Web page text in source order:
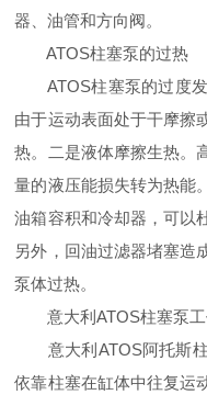
器、油管和方向阀。
ATOS柱塞泵的过热
ATOS柱塞泵的过度发
由于运动表面处于干摩擦
热。二是液体摩擦生热。
量的液压能损失转为热能
油箱容积和冷却器，可以
另外，回油过滤器堵塞造
泵体过热。
意大利ATOS柱塞泵工
意大利ATOS阿托斯柱
依靠柱塞在缸体中往复运